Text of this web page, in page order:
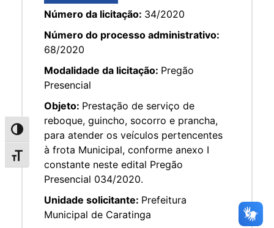
Alternar alto contraste
Alternar tamanho da fonte
Número da licitação: 34/2020
Número do processo administrativo:
68/2020
Modalidade da licitação: Pregão
Presencial
Objeto: Prestação de serviço de
reboque, guincho, socorro e prancha,
para atender os veículos pertencentes
à frota Municipal, conforme anexo I
constante neste edital Pregão
Presencial 034/2020.
Unidade solicitante: Prefeitura
Municipal de Caratinga